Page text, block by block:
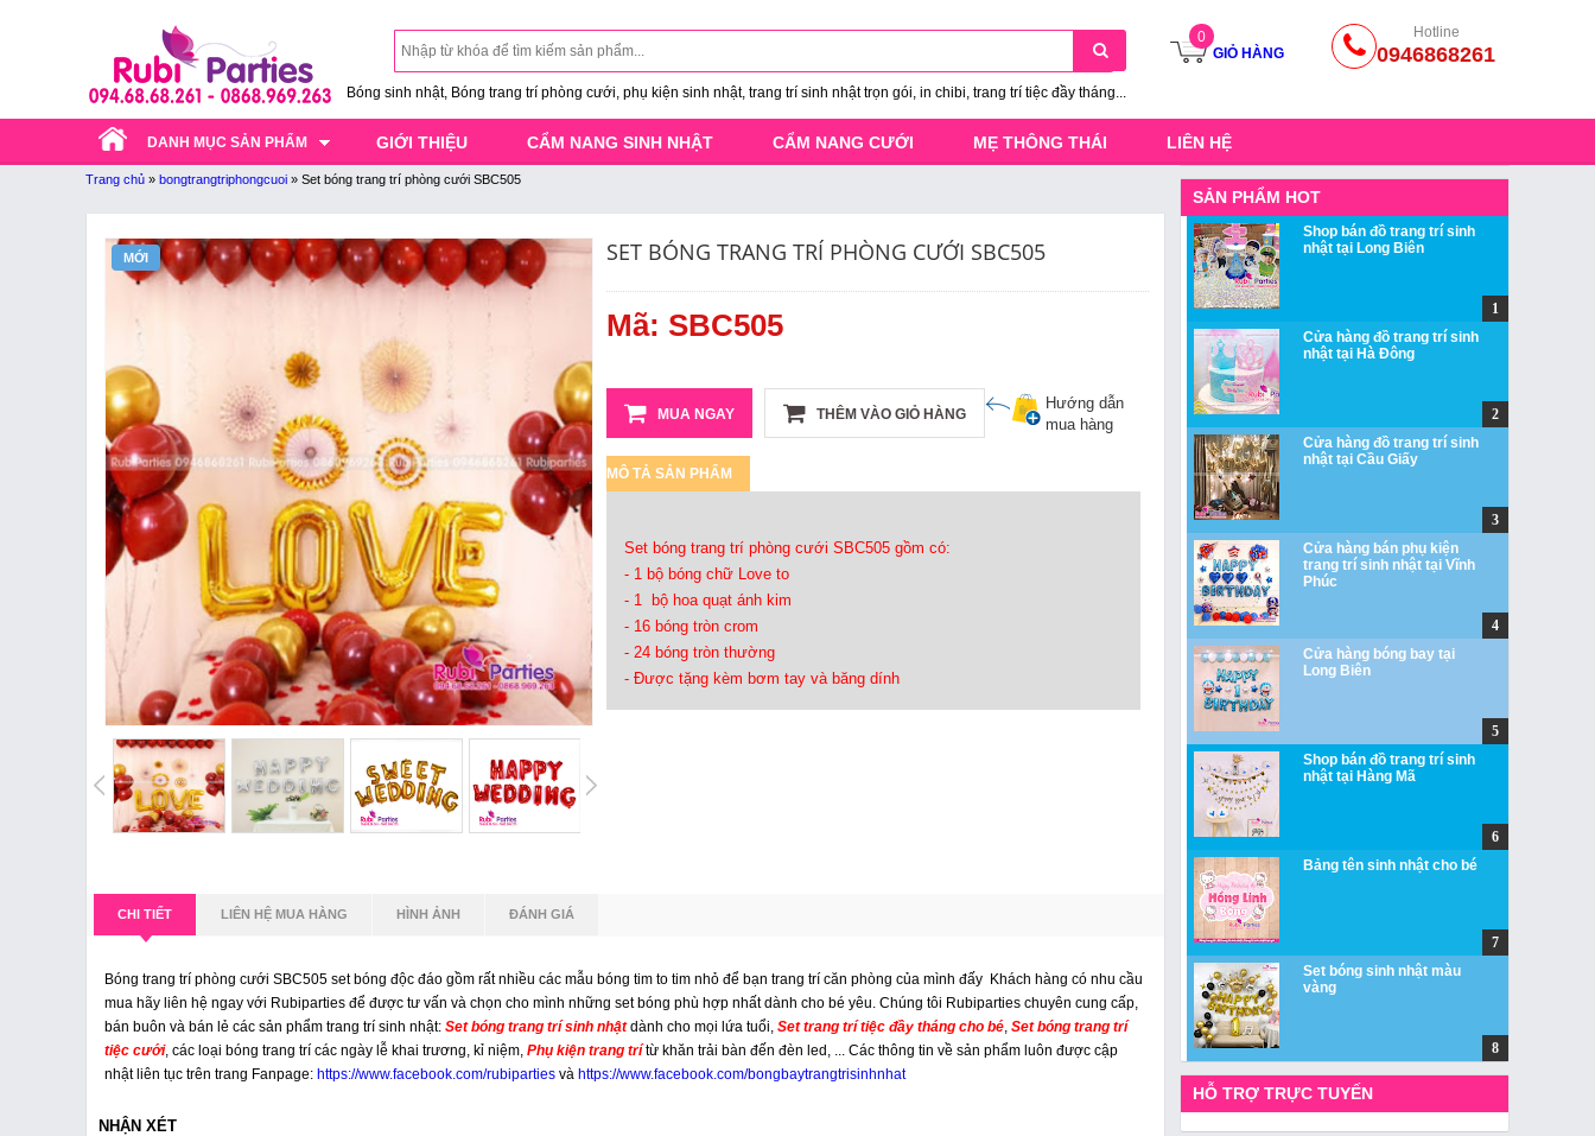
Bóng sinh nhật, Bóng trang trí phòng cưới, phụ kiện sinh nhật, trang trí sinh nhật trọn gói, in chibi, trang trí tiệc đầy tháng...
0
GIỎ HÀNG
Hotline
0946868261
DANH MỤC SẢN PHẨM GIỚI THIỆU CẨM NANG SINH NHẬT CẨM NANG CƯỚI MẸ THÔNG THÁI LIÊN HỆ
Trang chủ » bongtrangtriphongcuoi » Set bóng trang trí phòng cưới SBC505
MỚI SET BÓNG TRANG TRÍ PHÒNG CƯỚI SBC505
Mã: SBC505
MUA NGAY THÊM VÀO GIỎ HÀNG
Hướng dẫn
mua hàng
MÔ TẢ SẢN PHẨM
Set bóng trang trí phòng cưới SBC505 gồm có:
- 1 bộ bóng chữ Love to
- 1 bộ hoa quạt ánh kim
- 16 bóng tròn crom
- 24 bóng tròn thường
- Được tặng kèm bơm tay và băng dính
CHI TIẾT LIÊN HỆ MUA HÀNG HÌNH ẢNH ĐÁNH GIÁ
Bóng trang trí phòng cưới SBC505 set bóng độc đáo gồm rất nhiều các mẫu bóng tim to tim nhỏ để bạn trang trí căn phòng của mình đấy Khách hàng có nhu cầu
mua hãy liên hệ ngay với Rubiparties để được tư vấn và chọn cho mình những set bóng phù hợp nhất dành cho bé yêu. Chúng tôi Rubiparties chuyên cung cấp,
bán buôn và bán lẻ các sản phẩm trang trí sinh nhật: Set bóng trang trí sinh nhậtdành cho mọi lứa tuổi, Set trang trí tiệc đầy tháng cho bé, Set bóng trang trí
tiệc cưới, các loại bóng trang trí các ngày lễ khai trương, kỉ niệm, Phụ kiện trang trítừ khăn trải bàn đến đèn led, ... Các thông tin về sản phẩm luôn được cập
nhật liên tục trên trang Fanpage: https://www.facebook.com/rubiparties và https://www.facebook.com/bongbaytrangtrisinhnhat
NHẬN XÉT
SẢN PHẨM HOT
Shop bán đồ trang trí sinh
nhật tại Long Biên
Cửa hàng đồ trang trí sinh
nhật tại Hà Đông
Cửa hàng đồ trang trí sinh
nhật tại Cầu Giấy
Cửa hàng bán phụ kiện
trang trí sinh nhật tại Vĩnh
Phúc
Cửa hàng bóng bay tại
Long Biên
Shop bán đồ trang trí sinh
nhật tại Hàng Mã
Bảng tên sinh nhật cho bé
Set bóng sinh nhật màu
vàng
HỖ TRỢ TRỰC TUYẾN